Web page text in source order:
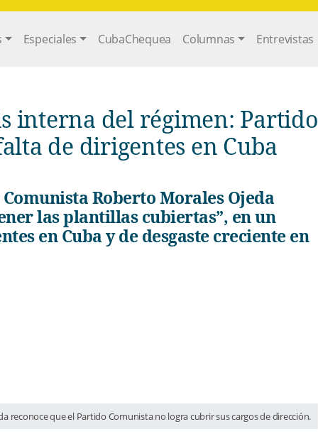
Especiales CubaChequea Columnas Entrevistas
interna del régimen: Partido
de dirigentes en Cuba
las plantillas cubiertas”, en un
en Cuba y de desgaste creciente en
reconoce que el Partido Comunista no logra cubrir sus cargos de dirección.